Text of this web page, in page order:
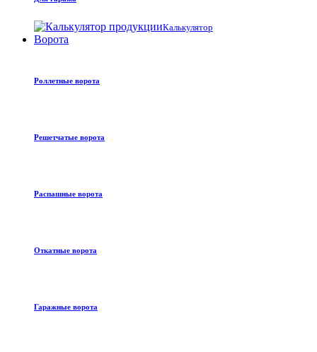
Калькулятор
Ворота
Роллетные ворота
Решетчатые ворота
Распашные ворота
Откатные ворота
Гаражные ворота